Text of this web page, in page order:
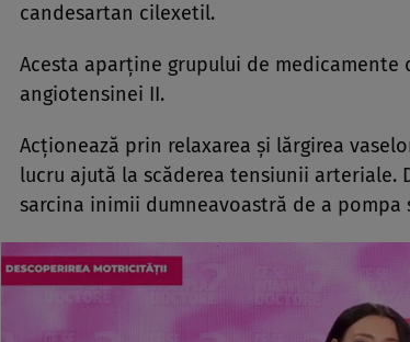
candesartan cilexetil.
Acesta aparţine grupului de
angiotensinei II.
Acţionează prin relaxarea şi lărgirea
lucru ajută la scăderea tensiunii arteriale.
sarcina inimii dumneavoastră de a